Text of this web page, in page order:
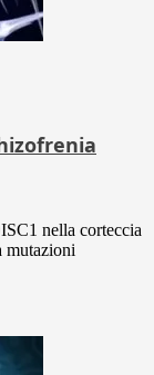
nella corteccia
mutazioni